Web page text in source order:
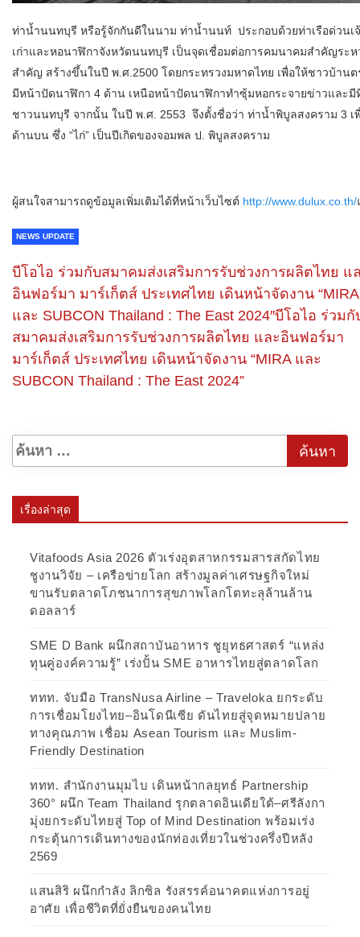
ท่าน้ำนนทบุรี หรือรู้จักกันดีในนาม ท่าน้ำนนท์ ประกอบด้วยท่าเรือด่วน
เก่าและหอนาฬิกาจังหวัดนนทบุรี เป็นจุดเชื่อมต่อการคมนาคมสำคัญร
สำคัญ สร้างขึ้นในปี พ.ศ.2500 โดยกระทรวงมหาดไทย เพื่อให้ชาวบ้า
มีหน้าปัดนาฬิกา 4 ด้าน เหนือหน้าปัดนาฬิกาทำซุ้มหอกระจายข่าวและมี
ชาวนนทบุรี จากนั้น ในปี พ.ศ. 2553 จึงตั้งชื่อว่า ท่าน้ำพิบูลสงคราม 3 เ
ด้านบน ซึ่ง “ไก่” เป็นปีเกิดของจอมพล ป. พิบูลสงคราม
ผู้สนใจสามารถดูข้อมูลเพิ่มเติมได้ที่หน้าเว็บไซต์ http://www.dulux.co.th/
NEWS UPDATE
บีโอไอ ร่วมกับสมาคมส่งเสริมการรับช่วงการผลิตไทย แ
อินฟอร์มา มาร์เก็ตส์ ประเทศไทย เดินหน้าจัดงาน “MIRA
และ SUBCON Thailand : The East 2024″บีโอไอ ร่วมกั
สมาคมส่งเสริมการรับช่วงการผลิตไทย และอินฟอร์มา
มาร์เก็ตส์ ประเทศไทย เดินหน้าจัดงาน “MIRA และ
SUBCON Thailand : The East 2024”
เรื่องล่าสุด
Vitafoods Asia 2026 ตัวเร่งอุตสาหกรรมสารสกัดไทย
ชูงานวิจัย – เครือข่ายโลก สร้างมูลค่าเศรษฐกิจใหม่
ขานรับตลาดโภชนาการสุขภาพโลกโตทะลุล้านล้าน
ดอลลาร์
SME D Bank ผนึกสถาบันอาหาร ชูยุทธศาสตร์ “แหล่ง
ทุนคู่องค์ความรู้” เร่งปั้น SME อาหารไทยสู่ตลาดโลก
ททท. จับมือ TransNusa Airline – Traveloka ยกระดับ
การเชื่อมโยงไทย–อินโดนีเซีย ดันไทยสู่จุดหมายปลาย
ทางคุณภาพ เชื่อม Asean Tourism และ Muslim-
Friendly Destination
ททท. สำนักงานมุมไบ เดินหน้ากลยุทธ์ Partnership
360° ผนึก Team Thailand รุกตลาดอินเดียใต้–ศรีลังกา
มุ่งยกระดับไทยสู่ Top of Mind Destination พร้อมเร่ง
กระตุ้นการเดินทางของนักท่องเที่ยวในช่วงครึ่งปีหลัง
2569
แสนสิริ ผนึกกำลัง ลิกซิล รังสรรค์อนาคตแห่งการอยู่
อาศัย เพื่อชีวิตที่ยั่งยืนของคนไทย